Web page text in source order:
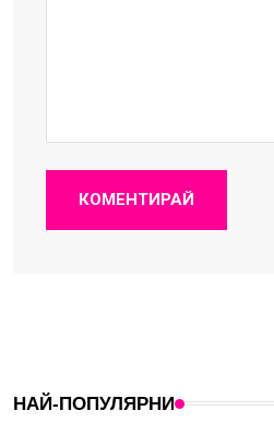
КОМЕНТИРАЙ
НАЙ-ПОПУЛЯРНИ